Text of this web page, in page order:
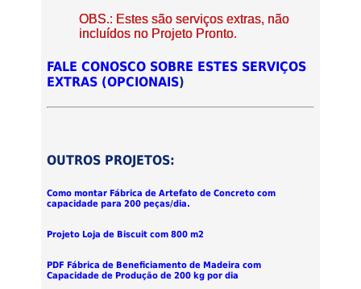
OBS.: Estes são serviços extras, não
incluídos no Projeto Pronto.
FALE CONOSCO SOBRE ESTES SERVIÇOS
EXTRAS (OPCIONAIS)
OUTROS PROJETOS:
Como montar Fábrica de Artefato de Concreto com
capacidade para 200 peças/dia.
Projeto Loja de Biscuit com 800 m2
PDF Fábrica de Beneficiamento de Madeira com
Capacidade de Produção de 200 kg por dia